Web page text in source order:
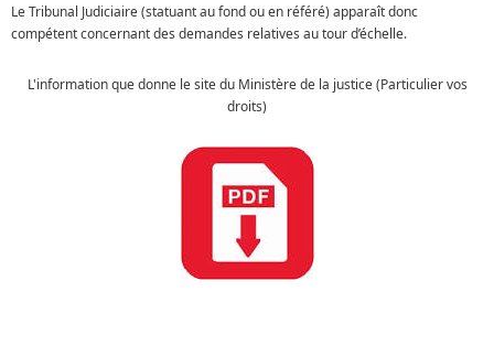
Le Tribunal Judiciaire (statuant au fond ou en référé) apparaît donc
compétent concernant des demandes relatives au tour d’échelle.
L'information que donne le site du Ministère de la justice (Particulier vos
droits)